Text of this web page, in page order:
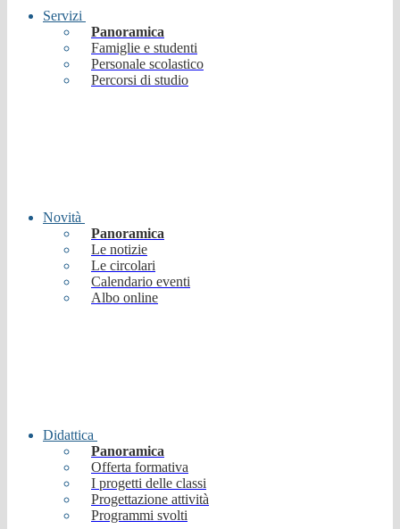
Servizi
Panoramica
Famiglie e studenti
Personale scolastico
Percorsi di studio
Novità
Panoramica
Le notizie
Le circolari
Calendario eventi
Albo online
Didattica
Panoramica
Offerta formativa
I progetti delle classi
Progettazione attività
Programmi svolti